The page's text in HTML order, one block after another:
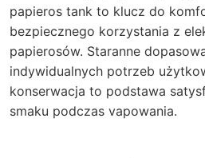
papieros tank to klucz do
bezpiecznego korzystania z
papierosów. Staranne
indywidualnych potrzeb
konserwacja to podstawa
smaku podczas vapowania.